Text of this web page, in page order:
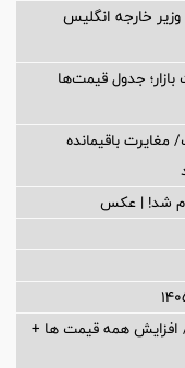
وزیر خارجه انگلیس
جدول قیمت‌ها
باقیمانده
شد! | عکس
طلا و سکه امروز جمعه ۹مرداد ۱۴۰۵/ افزایش همه قیمت ها +